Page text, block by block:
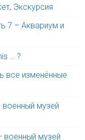
Экскурсия
7 – Аквариум и
… ?
все изменённые
военный музей
военный музей